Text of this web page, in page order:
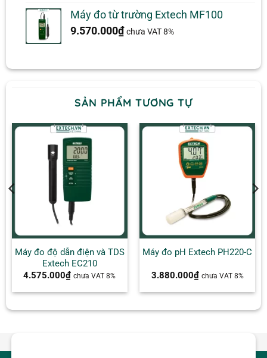
đánh giá
Máy đo từ trường Extech MF100
9.570.000₫ chưa VAT 8%
SẢN PHẨM TƯƠNG TỰ
Máy đo độ dẫn điện và TDS
Extech EC210
4.575.000₫ chưa VAT 8%
Máy đo pH Extech PH220-C
3.880.000₫ chưa VAT 8%